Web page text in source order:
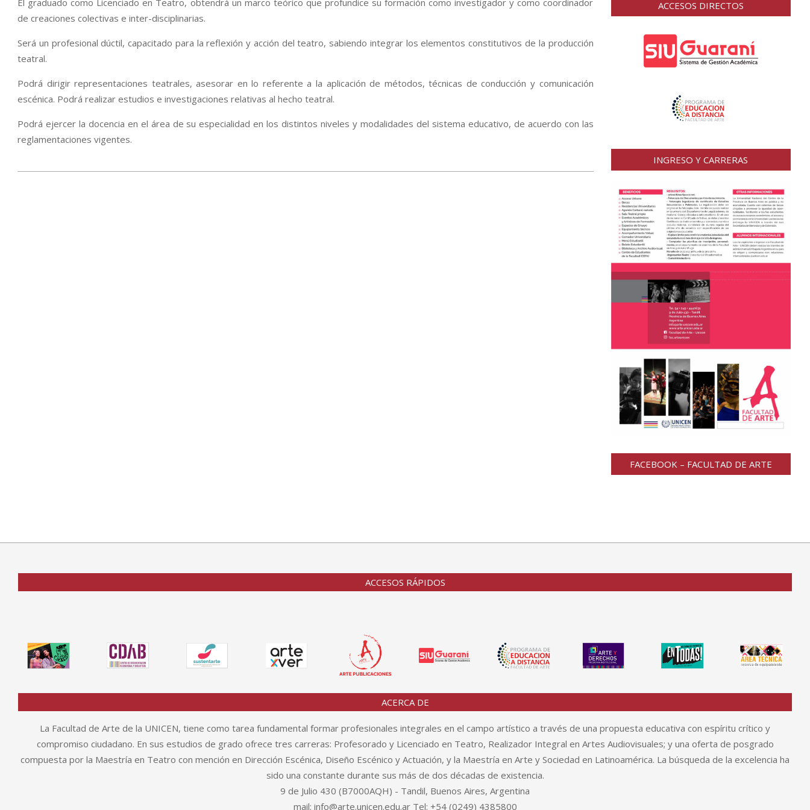
El graduado como Licenciado en Teatro, obtendrá un marco teórico que profundice su formación como investigador y como coordinador
de creaciones colectivas e inter-disciplinarias.
Será un profesional dúctil, capacitado para la reflexión y acción del teatro, sabiendo integrar los elementos constitutivos de la producción
teatral.
Podrá dirigir representaciones teatrales, asesorar en lo referente a la aplicación de métodos, técnicas de conducción y comunicación
escénica. Podrá realizar estudios e investigaciones relativas al hecho teatral.
Podrá ejercer la docencia en el área de su especialidad en los distintos niveles y modalidades del sistema educativo, de acuerdo con las
reglamentaciones vigentes.
ACCESOS DIRECTOS
INGRESO Y CARRERAS
FACEBOOK – FACULTAD DE ARTE
ACCESOS RÁPIDOS
ACERCA DE
La Facultad de Arte de la UNICEN, tiene como tarea fundamental formar profesionales integrales en el campo artístico a través de una propuesta educativa con espíritu crítico y
compromiso ciudadano. En sus estudios de grado ofrece tres carreras: Profesorado y Licenciado en Teatro, Realizador Integral en Artes Audiovisuales; y una oferta de posgrado
compuesta por la Maestría en Teatro con mención en Dirección Escénica, Diseño Escénico y Actuación, y la Maestría en Arte y Sociedad en Latinoamérica. La búsqueda de la excelencia ha
sido una constante durante sus más de dos décadas de existencia.
9 de Julio 430 (B7000AQH) - Tandil, Buenos Aires, Argentina
mail: info@arte.unicen.edu.ar Tel: +54 (0249) 4385800